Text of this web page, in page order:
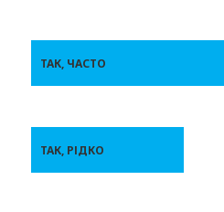
ТАК, ЧАСТО
ТАК, РІДКО